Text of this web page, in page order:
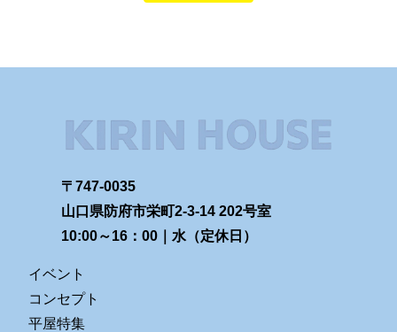
〒747-0035
山口県防府市栄町2-3-14 202号室
10:00～16：00｜水（定休日）
イベント
コンセプト
平屋特集